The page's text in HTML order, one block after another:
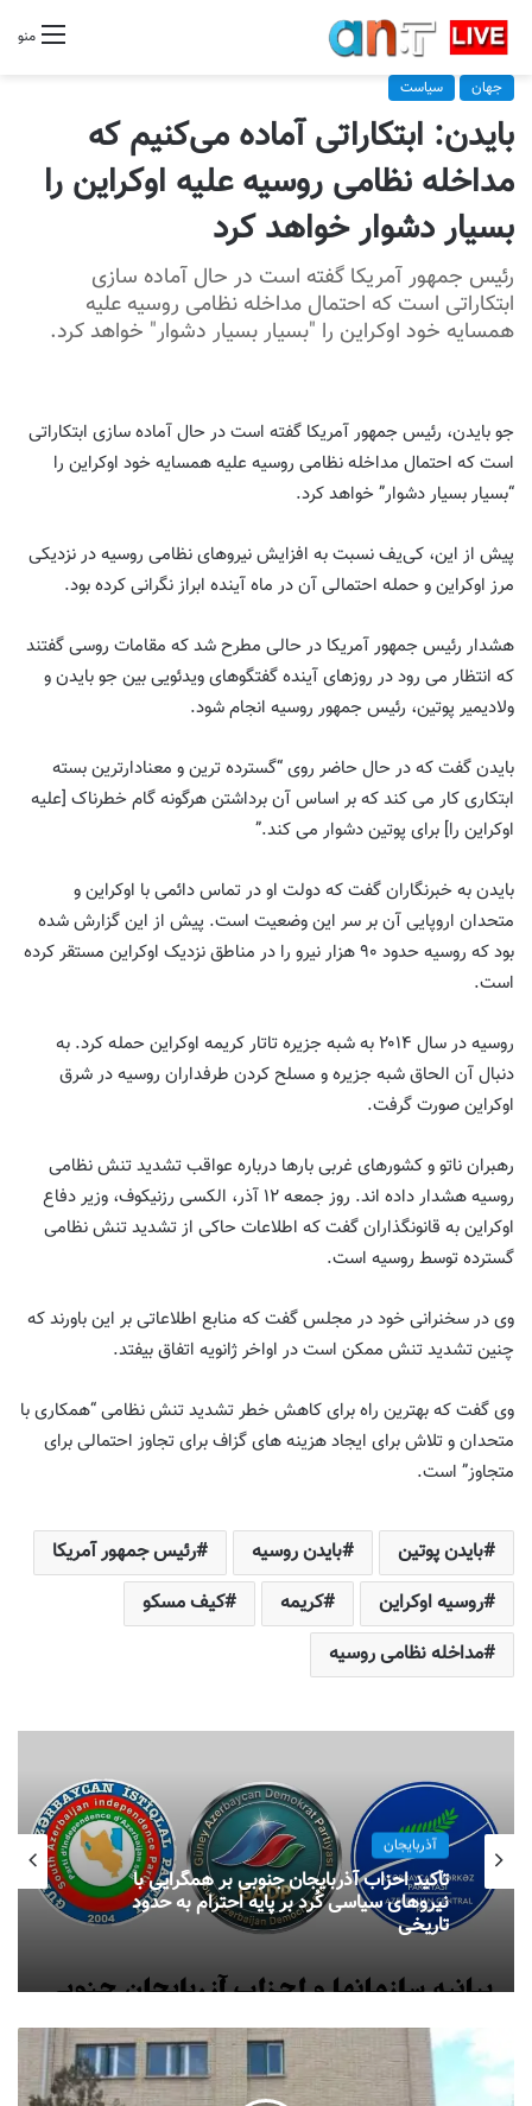
منو
جهان سیاست
بایدن: ابتکاراتی آماده‌ می‌کنیم که
مداخله نظامی روسیه علیه اوکراین را
بسیار دشوار خواهد کرد
رئیس جمهور آمریکا گفته است در حال آماده سازی
ابتکاراتی است که احتمال مداخله نظامی روسیه علیه
همسایه خود اوکراین را "بسیار بسیار دشوار" خواهد کرد.
جو بایدن، رئیس جمهور آمریکا گفته است در حال آماده سازی ابتکاراتی
است که احتمال مداخله نظامی روسیه علیه همسایه خود اوکراین را
“بسیار بسیار دشوار” خواهد کرد.
پیش از این، کی‌یف نسبت به افزایش نیروهای نظامی روسیه در نزدیکی
مرز اوکراین و حمله احتمالی آن در ماه آینده ابراز نگرانی کرده بود.
هشدار رئیس جمهور آمریکا در حالی مطرح شد که مقامات روسی گفتند
که انتظار می رود در روزهای آینده گفتگوهای ویدئویی بین جو بایدن و
ولادیمیر پوتین، رئیس جمهور روسیه انجام شود.
بایدن گفت که در حال حاضر روی “گسترده ترین و معنادارترین بسته
ابتکاری کار می کند که بر اساس آن برداشتن هرگونه گام خطرناک [علیه
اوکراین را] برای پوتین دشوار می کند.”
بایدن به خبرنگاران گفت که دولت او در تماس دائمی با اوکراین و
متحدان اروپایی آن بر سر این وضعیت است. پیش از این گزارش شده
بود که روسیه حدود ۹۰ هزار نیرو را در مناطق نزدیک اوکراین مستقر کرده
است.
روسیه در سال ۲۰۱۴ به شبه جزیره تاتار کریمه اوکراین حمله کرد. به
دنبال آن الحاق شبه جزیره و مسلح کردن طرفداران روسیه در شرق
اوکراین صورت گرفت.
رهبران ناتو و کشورهای غربی بارها درباره عواقب تشدید تنش نظامی
روسیه هشدار داده اند. روز جمعه ۱۲ آذر، الکسی رزنیکوف، وزیر دفاع
اوکراین به قانونگذاران گفت که اطلاعات حاکی از تشدید تنش نظامی
گسترده توسط روسیه است.
وی در سخنرانی خود در مجلس گفت که منابع اطلاعاتی بر این باورند که
چنین تشدید تنش ممکن است در اواخر ژانویه اتفاق بیفتد.
وی گفت که بهترین راه برای کاهش خطر تشدید تنش نظامی “همکاری با
متحدان و تلاش برای ایجاد هزینه های گزاف برای تجاوز احتمالی برای
متجاوز” است.
بایدن پوتین بایدن روسیه
رئیس جمهور آمریکا
روسیه اوکراین
کریمه
کیف مسکو
مداخله نظامی روسیه
آذربایجان
تأکید احزاب آذربایجان جنوبی بر همگرایی با
نیروهای سیاسی کُرد بر پایه احترام به حدود
تاریخی